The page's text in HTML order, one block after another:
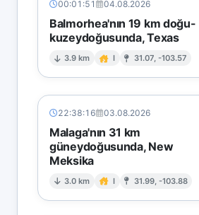
00:01:51 04.08.2026
Balmorhea'nın 19 km doğu-
kuzeydoğusunda, Texas
3.9 km I 31.07, -103.57
22:38:16 03.08.2026
Malaga'nın 31 km
güneydoğusunda, New
Meksika
3.0 km I 31.99, -103.88